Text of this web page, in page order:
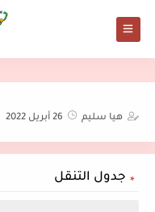
هيا سليم 26 أبريل 2022
جدول التنقل